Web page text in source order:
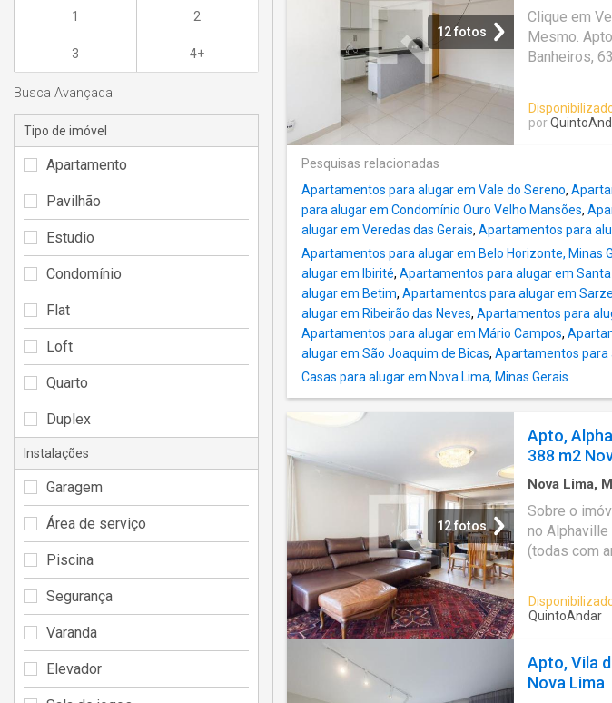
12 fotos
Clique em
Mesmo.
Banheiros,
por
Pesquisas relacionadas
Apartamentos para alugar em Vale do Sereno,
para alugar em Condomínio Ouro Velho Mansões,
alugar em Veredas das Gerais, Apartamentos para
Apartamentos para alugar em Belo Horizonte, Minas
alugar em Ibirité, Apartamentos para alugar em Santa
alugar em Betim, Apartamentos para alugar em
alugar em Ribeirão das Neves, Apartamentos para
Apartamentos para alugar em Mário Campos,
alugar em São Joaquim de Bicas, Apartamentos para
Casas para alugar em Nova Lima, Minas Gerais
12 fotos
Apto,
388 m2
Nova Lima,
Churrasqueira
Sobre o
no
(todas com
Ingleses
ampla (com
e
e ar
360 graus,
QuintoAndar
Apto, Vila
Nova Lima
1 2
3 4+
Busca Avançada
Tipo de imóvel
Apartamento
Pavilhão
Estudio
Condomínio
Flat
Loft
Quarto
Duplex
Instalações
Garagem
Área de serviço
Piscina
Segurança
Varanda
Elevador